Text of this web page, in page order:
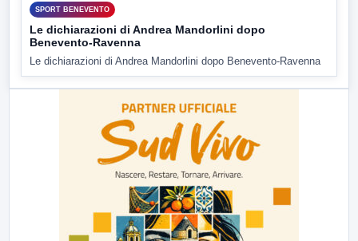
SPORT BENEVENTO
Le dichiarazioni di Andrea Mandorlini dopo
Benevento-Ravenna
Le dichiarazioni di Andrea Mandorlini dopo Benevento-Ravenna